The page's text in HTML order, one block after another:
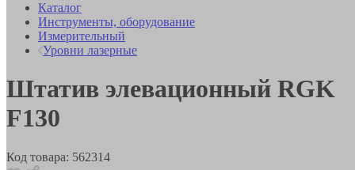
Каталог
Инструменты, оборудование
Измерительный
Уровни лазерные
Штатив элевационный RGK
F130
Код товара: 562314